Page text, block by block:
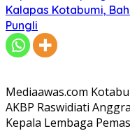
Kalapas Kotabumi,
Pungli
Mediaawas.com
AKBP Raswidiati
Kepala Lembaga